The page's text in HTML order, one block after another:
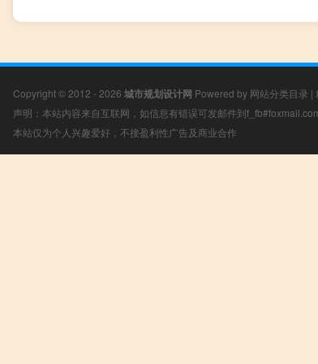
Copyright © 2012 - 2026 城市规划设计网 Powered by 网站分类目录 |
声明：本站内容来自互联网，如信息有错误可发邮件到
本站仅为个人兴趣爱好，不接盈利性广告及商业合作